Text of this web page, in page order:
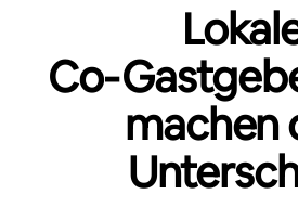
machen